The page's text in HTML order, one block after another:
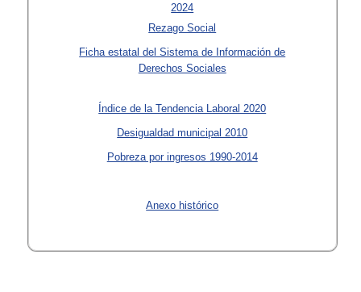
2024
Rezago Social
Ficha estatal del Sistema de Información de
Derechos Sociales
Índice de la Tendencia Laboral 2020
Desigualdad municipal 2010
Pobreza por ingresos 1990-2014
Anexo histórico